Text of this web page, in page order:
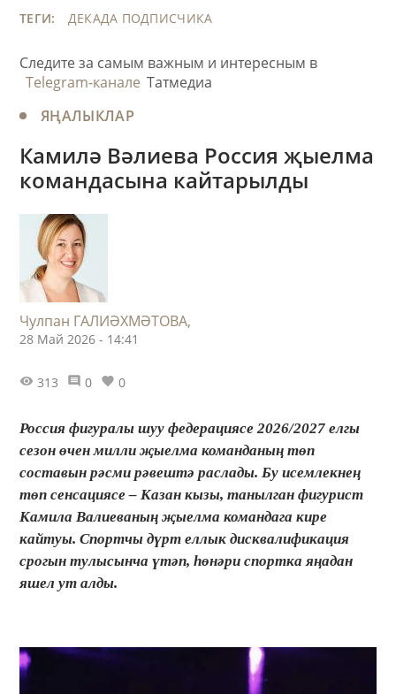
ТЕГИ: ДЕКАДА ПОДПИСЧИКА
Следите за самым важным и интересным в
Telegram-канале Татмедиа
ЯҢАЛЫКЛАР
Камилә Вәлиева Россия җыелма
командасына кайтарылды
Чулпан ГАЛИӘХМӘТОВА,
28 Май 2026 - 14:41
313 0 0
Россия фигуралы шуу федерациясе 2026/2027 елгы
сезон өчен милли җыелма команданың төп
составын рәсми рәвештә раслады. Бу исемлекнең
төп сенсациясе – Казан кызы, танылган фигурист
Камила Валиеваның җыелма командага кире
кайтуы. Спортчы дүрт еллык дисквалификация
срогын тулысынча үтәп, һөнәри спортка яңадан
яшел ут алды.